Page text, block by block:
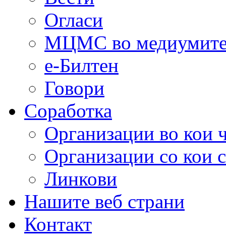
Огласи
МЦМС во
е-Билтен
Говори
Соработка
Организации во кои
Организации со кои
Линкови
Нашите веб страни
Контакт